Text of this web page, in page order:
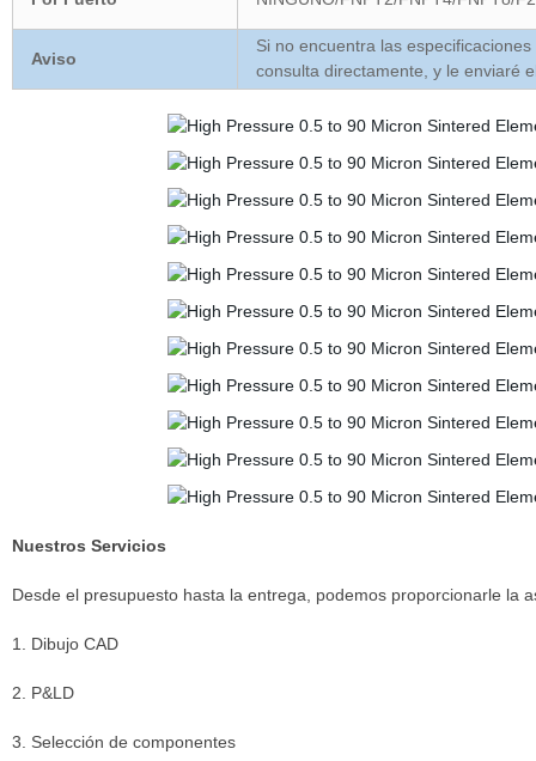
Aviso
Si no encuentra las
consulta directamente, y le enviaré
Nuestros Servicios
Desde el presupuesto hasta la entrega podemos proporcionarle la
1. Dibujo CAD
2. P&LD
3. Selección de componentes